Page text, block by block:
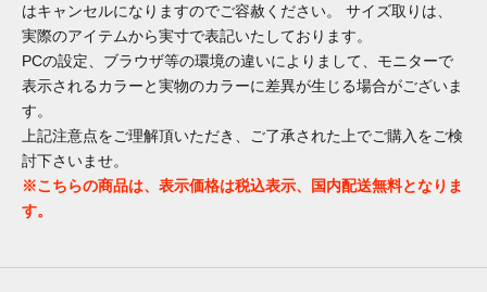
はキャンセルになりますのでご容赦ください。 サイズ取りは、
実際のアイテムから実寸で表記いたしております。
PCの設定、ブラウザ等の環境の違いによりまして、モニターで
表示されるカラーと実物のカラーに差異が生じる場合がございま
す。
上記注意点をご理解頂いただき、ご了承された上でご購入をご検
討下さいませ。
※こちらの商品は、表示価格は税込表示、国内配送無料となりま
す。